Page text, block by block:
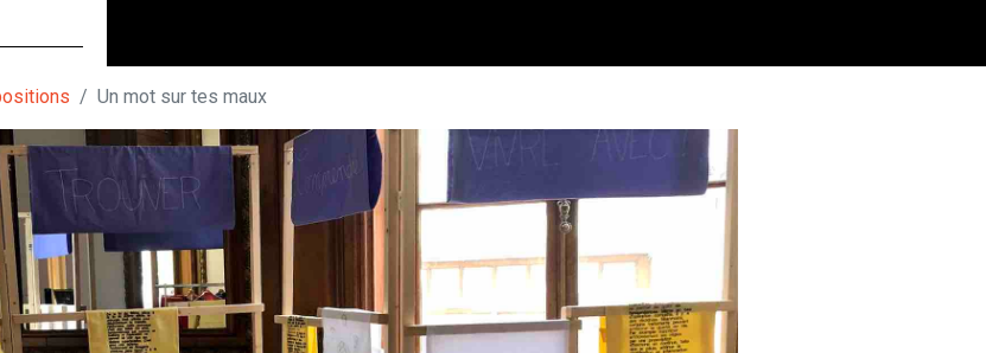
Un mot sur tes maux